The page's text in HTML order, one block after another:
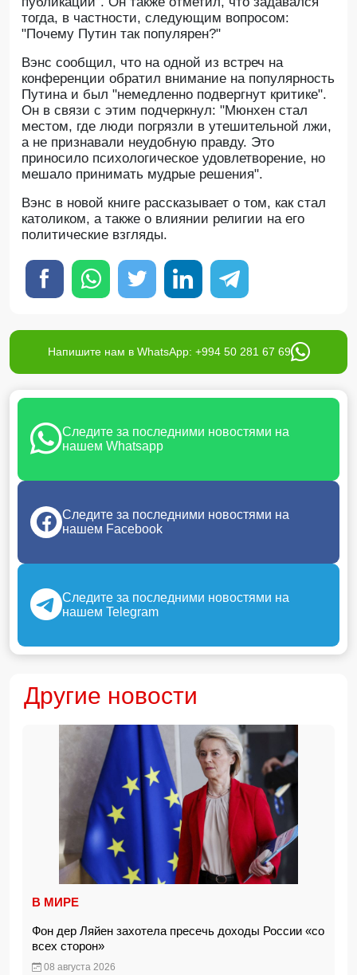
тогда, в частности, следующим вопросом:
"Почему Путин так популярен?"
Вэнс сообщил, что на одной из встреч на
конференции обратил внимание на популярность
Путина и был "немедленно подвергнут критике".
Он в связи с этим подчеркнул: "Мюнхен стал
местом, где люди погрязли в утешительной лжи,
а не признавали неудобную правду. Это
приносило психологическое удовлетворение, но
мешало принимать мудрые решения".
Вэнс в новой книге рассказывает о том, как стал
католиком, а также о влиянии религии на его
политические взгляды.
Напишите нам в WhatsApp: +994 50 281 67 69
Следите за последними новостями на
нашем Whatsapp
Следите за последними новостями на
нашем Facebook
Следите за последними новостями на
нашем Telegram
Другие новости
В МИРЕ
Фон дер Ляйен захотела пресечь доходы России «со
всех сторон»
08 августа 2026